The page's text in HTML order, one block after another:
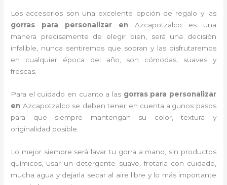
Los accesorios son una excelente opción de regalo y las
gorras para personalizar en Azcapotzalco es una
manera precisamente de elegir bien, será una decisión
infalible, nunca sentiremos que sobran y las disfrutaremos
en cualquier época del año, son cómodas, suaves y
frescas.
Para el cuidado en cuanto a las gorras para personalizar
en Azcapotzalco se deben tener en cuenta algunos pasos
para que siempre mantengan su color, textura y
originalidad posible.
Lo mejor siempre será lavar tu gorra a mano, sin productos
químicos, usar un detergente suave, frotarla con cuidado,
mucha agua y dejarla secar al aire libre y lo más importante